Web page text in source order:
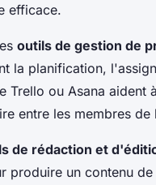
efficace.
outils de gestion de
la planification,
Trello ou Asana aident
entre les membres de
de rédaction et
produire un contenu